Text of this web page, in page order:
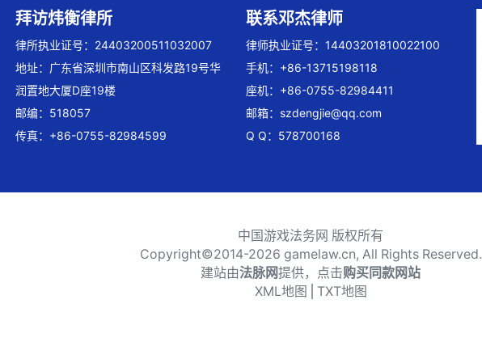
拜访炜衡律所
律所执业证号：24403200511032007
地址：广东省深圳市南山区科发路19号华
润置地大厦D座19楼
邮编：518057
传真：+86-0755-82984599
联系邓杰律师
律师执业证号：14403201810022100
手机：+86-13715198118
座机：+86-0755-82984411
邮箱： szdengjie@qq.com
Q Q：578700168
中国游戏法务网 版权所有
Copyright©2014-2026 gamelaw.cn, All Rights Reserved.
建站由法脉网提供，点击购买同款网站
XML地图 TXT地图